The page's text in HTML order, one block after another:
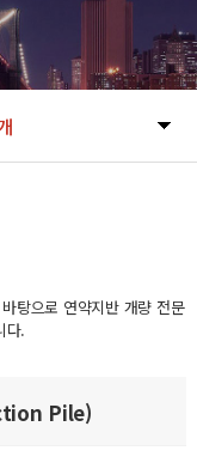
탕으로 연약지반 개량 전문
다.
Pile)